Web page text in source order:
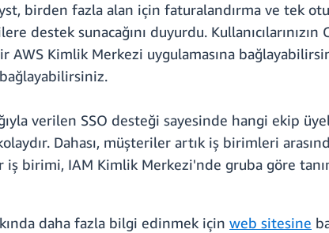
birden fazla alan için faturalandırma ve tek
destek sunacağını duyurdu.
AWS Kimlik Merkezi uygulamasına
bağlayabilirsiniz.
verilen SSO desteği sayesinde hangi ekip
Dahası, müşteriler artık iş birimleri
birimi, IAM Kimlik Merkezi'nde gruba göre
daha fazla bilgi edinmek için web sitesine